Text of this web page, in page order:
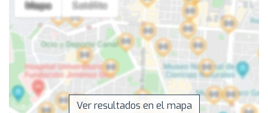
Ver resultados en el mapa